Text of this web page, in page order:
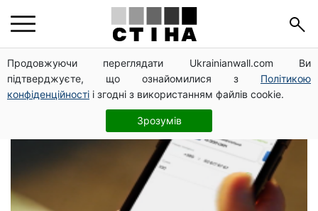
Продовжуючи переглядати Ukrainianwall.com Ви
підтверджуєте, що ознайомилися з Політикою
конфіденційності і згодні з використанням файлів cookie.
Зрозумів
бизнес